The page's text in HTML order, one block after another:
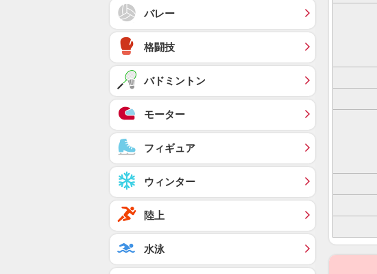
バレー
格闘技
バドミントン
モーター
フィギュア
ウィンター
陸上
水泳